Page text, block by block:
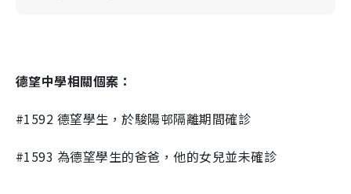
德望中學相關個案：
#1592 德望學生，於駿陽邨隔離期間確診
#1593 為德望學生的爸爸，他的女兒並未確診